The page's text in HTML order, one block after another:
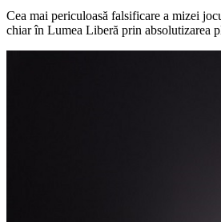
Cea mai periculoasă falsificare a mizei
chiar în Lumea Liberă prin absolutizarea